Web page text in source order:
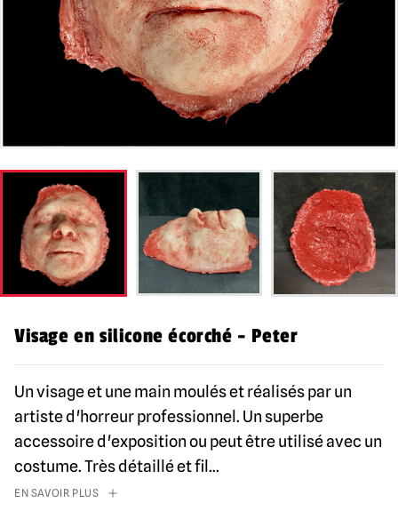
Visage en silicone écorché - Peter
Un visage et une main moulés et réalisés par un
artiste d'horreur professionnel. Un superbe
accessoire d'exposition ou peut être utilisé avec un
costume. Très détaillé et fil ...
EN SAVOIR PLUS